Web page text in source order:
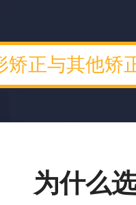
矫正与其他矫
为什么